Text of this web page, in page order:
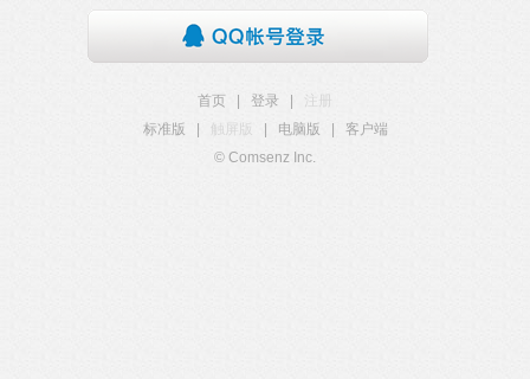
首页 登录
注册
标准版
触屏版 电脑版
客户端
© Comsenz Inc.